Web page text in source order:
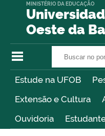
Oeste da
MINISTÉRIO DA EDUCAÇÃO
Estude na UFOB
Extensão e Cultura
Ouvidoria